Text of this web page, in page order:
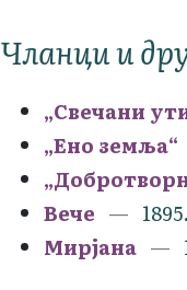
Чланци и
„Свечани
„Ено земља“
Вече
1895.
Мирјана